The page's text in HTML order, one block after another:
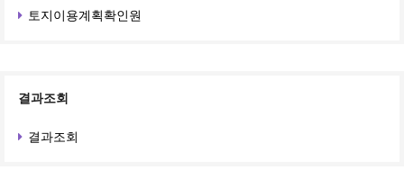
토지이용계획확인원
결과조회
결과조회